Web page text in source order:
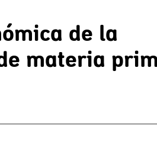
de la
materia